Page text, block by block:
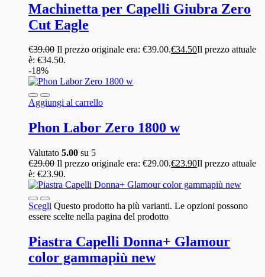
Machinetta per Capelli Giubra Zero
Cut Eagle
€39.00 Il prezzo originale era: €39.00.€34.50Il prezzo attuale
è: €34.50.
-18%
Aggiungi al carrello
Phon Labor Zero 1800 w
Valutato 5.00 su 5
€29.00 Il prezzo originale era: €29.00.€23.90Il prezzo attuale
è: €23.90.
Scegli Questo prodotto ha più varianti. Le opzioni possono
essere scelte nella pagina del prodotto
Piastra Capelli Donna+ Glamour
color gammapiù new